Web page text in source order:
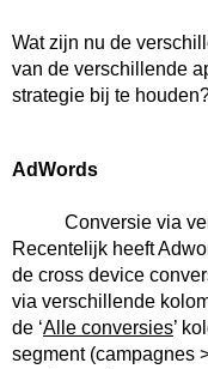
Wat zijn nu de
van de verschillende
strategie bij te
AdWords
Conversie
Recentelijk heeft
de cross device
via verschillende
de ‘Alle conversies’
segment (campagnes